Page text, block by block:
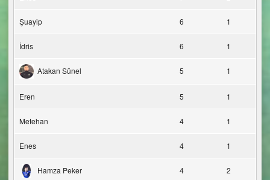
Şuayip 6 1
İdris 6 1
Atakan Sünel 5 1
Eren 5 1
Metehan 4 1
Enes 4 1
Hamza Peker 4 2